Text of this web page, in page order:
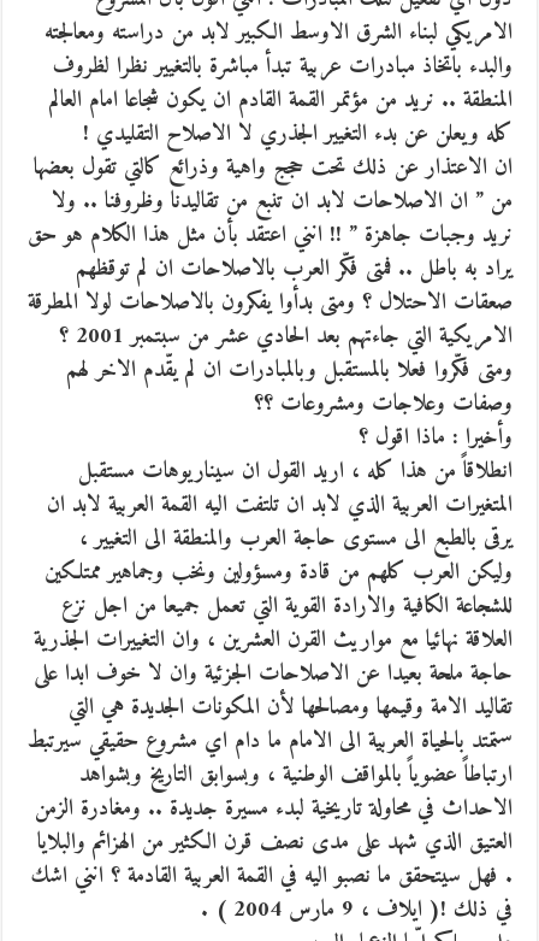
الامريكي لبناء الشرق الاوسط الكبير لابد من دراسته ومعالجته
والبدء باتخاذ مبادرات عربية تبدأ مباشرة بالتغيير نظرا لظروف
المنطقة .. نريد من مؤتمر القمة القادم ان يكون شجاعا امام العالم
كله ويعلن عن بدء التغيير الجذري لا الاصلاح التقليدي !
ان الاعتذار عن ذلك تحت حجج واهية وذرائع كالتي تقول بعضها
من ” ان الاصلاحات لابد ان تنبع من تقاليدنا وظروفنا .. ولا
نريد وجبات جاهزة ” !! انني اعتقد بأن مثل هذا الكلام هو حق
يراد به باطل .. فمتى فكّر العرب بالاصلاحات ان لم توقظهم
صعقات الاحتلال ؟ ومتى بدأوا يفكرون بالاصلاحات لولا المطرقة
الامريكية التي جاءتهم بعد الحادي عشر من سبتمبر 2001 ؟
ومتى فكّروا فعلا بالمستقبل وبالمبادرات ان لم يقّدم الاخر لهم
وصفات وعلاجات ومشروعات ؟؟
وأخيرا : ماذا اقول ؟
انطلاقاً من هذا كله ، اريد القول ان سيناريوهات مستقبل
المتغيرات العربية الذي لابد ان تلتفت اليه القمة العربية لابد ان
يرقى بالطبع الى مستوى حاجة العرب والمنطقة الى التغيير ،
وليكن العرب كلهم من قادة ومسؤولين ونخب وجماهير ممتلكين
للشجاعة الكافية والارادة القوية التي تعمل جميعا من اجل نزع
العلاقة نهائيا مع مواريث القرن العشرين ، وان التغييرات الجذرية
حاجة ملحة بعيدا عن الاصلاحات الجزئية وان لا خوف ابدا على
تقاليد الامة وقيمها ومصالحها لأن المكونات الجديدة هي التي
ستمتد بالحياة العربية الى الامام ما دام اي مشروع حقيقي سيرتبط
ارتباطاً عضوياً بالمواقف الوطنية ، وبسوابق التاريخ وبشواهد
الاحداث في محاولة تاريخية لبدء مسيرة جديدة .. ومغادرة الزمن
العتيق الذي شهد على مدى نصف قرن الكثير من الهزائم والبلايا
. فهل سيتحقق ما نصبو اليه في القمة العربية القادمة ؟ انني اشك
في ذلك !( ايلاف ، 9 مارس 2004 ) .